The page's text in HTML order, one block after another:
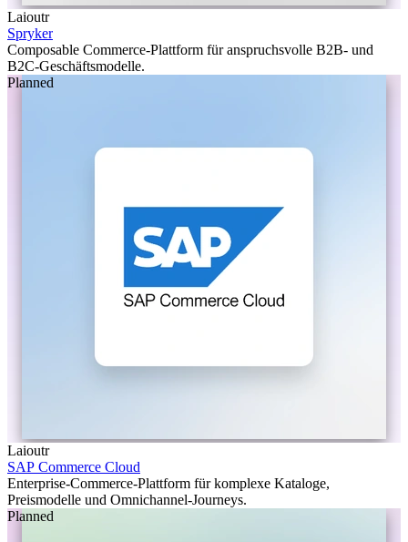
Laioutr
Spryker
Composable Commerce-Plattform für anspruchsvolle B2B- und
B2C-Geschäftsmodelle.
Planned
Laioutr
SAP Commerce Cloud
Enterprise-Commerce-Plattform für komplexe Kataloge,
Preismodelle und Omnichannel-Journeys.
Planned